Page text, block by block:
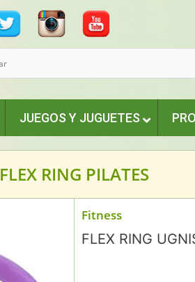
JUEGOS Y JUGUETES
FLEX RING PILATES
Fitness
FLEX RING